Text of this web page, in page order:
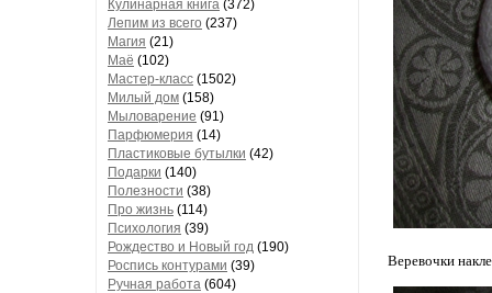
Кулинарная книга (372)
Лепим из всего (237)
Магия (21)
Маё (102)
Мастер-класс (1502)
Милый дом (158)
Мыловарение (91)
Парфюмерия (14)
Пластиковые бутылки (42)
Подарки (140)
Полезности (38)
Про жизнь (114)
Психология (39)
Рождество и Новый год (190)
Роспись контурами (39)
Ручная работа (604)
Веревочки